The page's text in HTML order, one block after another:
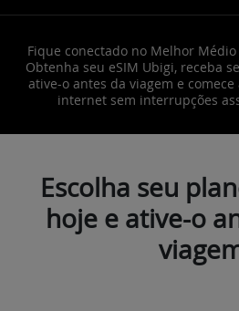
Fique conectado no Melhor
Obtenha seu eSIM Ubigi, receba
ative-o antes da viagem e
internet sem interrupções
Escolha seu
hoje e ative-o